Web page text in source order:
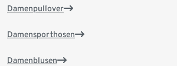
Damenpullover
Damensporthosen
Damenblusen